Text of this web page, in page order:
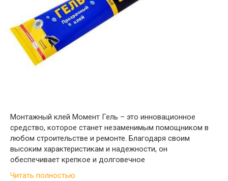
Монтажный клей Момент Гель – это инновационное
средство, которое станет незаменимым помощником в
любом строительстве и ремонте. Благодаря своим
высоким характеристикам и надежности, он
обеспечивает крепкое и долговечное
Читать полностью